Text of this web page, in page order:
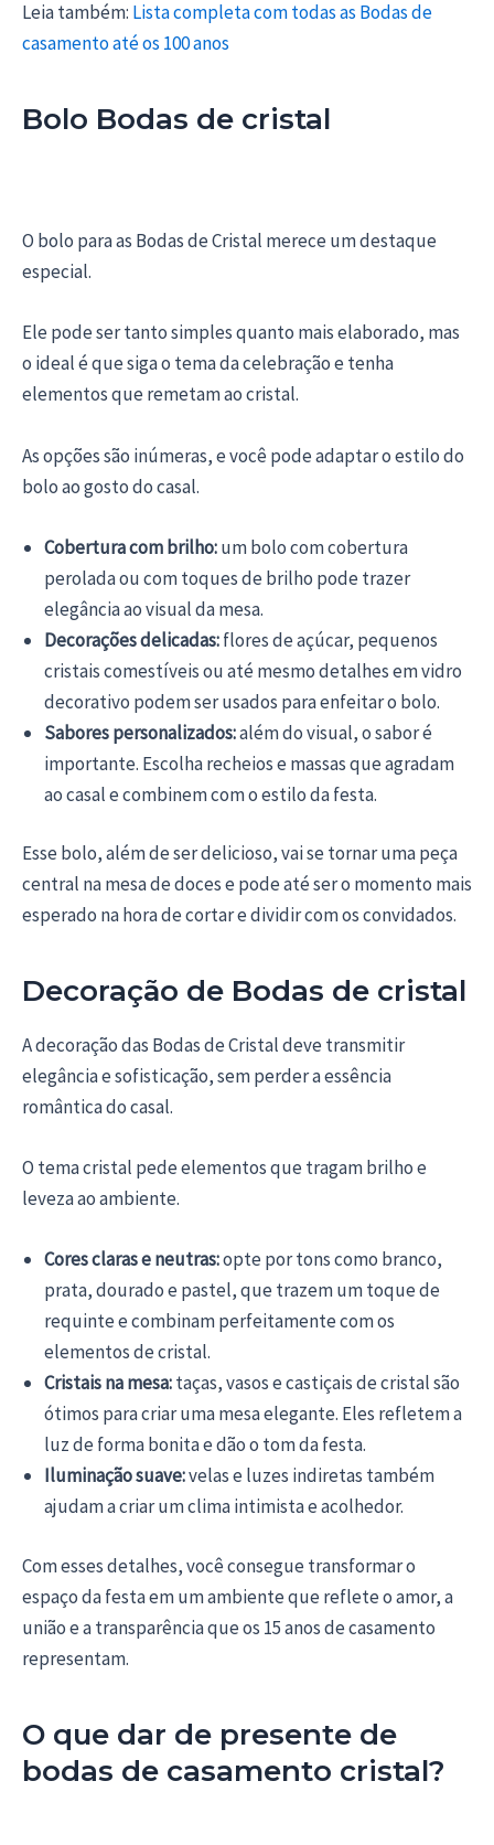
Leia também: Lista completa com todas as Bodas de
casamento até os 100 anos
Bolo Bodas de cristal
O bolo para as Bodas de Cristal merece um destaque
especial.
Ele pode ser tanto simples quanto mais elaborado, mas
o ideal é que siga o tema da celebração e tenha
elementos que remetam ao cristal.
As opções são inúmeras, e você pode adaptar o estilo do
bolo ao gosto do casal.
Cobertura com brilho:um bolo com cobertura
perolada ou com toques de brilho pode trazer
elegância ao visual da mesa.
Decorações delicadas:flores de açúcar, pequenos
cristais comestíveis ou até mesmo detalhes em vidro
decorativo podem ser usados para enfeitar o bolo.
Sabores personalizados:além do visual, o sabor é
importante. Escolha recheios e massas que agradam
ao casal e combinem com o estilo da festa.
Esse bolo, além de ser delicioso, vai se tornar uma peça
central na mesa de doces e pode até ser o momento mais
esperado na hora de cortar e dividir com os convidados.
Decoração de Bodas de cristal
A decoração das Bodas de Cristal deve transmitir
elegância e sofisticação, sem perder a essência
romântica do casal.
O tema cristal pede elementos que tragam brilho e
leveza ao ambiente.
Cores claras e neutras:opte por tons como branco,
prata, dourado e pastel, que trazem um toque de
requinte e combinam perfeitamente com os
elementos de cristal.
Cristais na mesa:taças, vasos e castiçais de cristal são
ótimos para criar uma mesa elegante. Eles refletem a
luz de forma bonita e dão o tom da festa.
Iluminação suave:velas e luzes indiretas também
ajudam a criar um clima intimista e acolhedor.
Com esses detalhes, você consegue transformar o
espaço da festa em um ambiente que reflete o amor, a
união e a transparência que os 15 anos de casamento
representam.
O que dar de presente de
bodas de casamento cristal?